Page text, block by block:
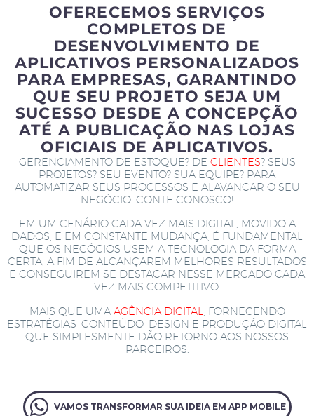
OFERECEMOS SERVIÇOS
COMPLETOS DE
DESENVOLVIMENTO DE
APLICATIVOS PERSONALIZADOS
PARA EMPRESAS, GARANTINDO
QUE SEU PROJETO SEJA UM
SUCESSO DESDE A CONCEPÇÃO
ATÉ A PUBLICAÇÃO NAS LOJAS
OFICIAIS DE APLICATIVOS.
GERENCIAMENTO DE ESTOQUE? DE CLIENTES? SEUS
PROJETOS? SEU EVENTO? SUA EQUIPE? PARA
AUTOMATIZAR SEUS PROCESSOS E ALAVANCAR O SEU
NEGÓCIO. CONTE CONOSCO!
EM UM CENÁRIO CADA VEZ MAIS DIGITAL, MOVIDO A
DADOS, E EM CONSTANTE MUDANÇA, É FUNDAMENTAL
QUE OS NEGÓCIOS USEM A TECNOLOGIA DA FORMA
CERTA, A FIM DE ALCANÇAREM MELHORES RESULTADOS
E CONSEGUIREM SE DESTACAR NESSE MERCADO CADA
VEZ MAIS COMPETITIVO.
MAIS QUE UMA AGÊNCIA DIGITAL
, FORNECENDO
ESTRATÉGIAS, CONTEÚDO, DESIGN E PRODUÇÃO DIGITAL
QUE SIMPLESMENTE DÃO RETORNO AOS NOSSOS
PARCEIROS.
VAMOS TRANSFORMAR SUA IDEIA EM APP MOBILE